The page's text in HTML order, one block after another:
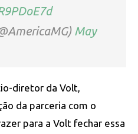
May
diretor da Volt,
da parceria com o
para a Volt fechar essa